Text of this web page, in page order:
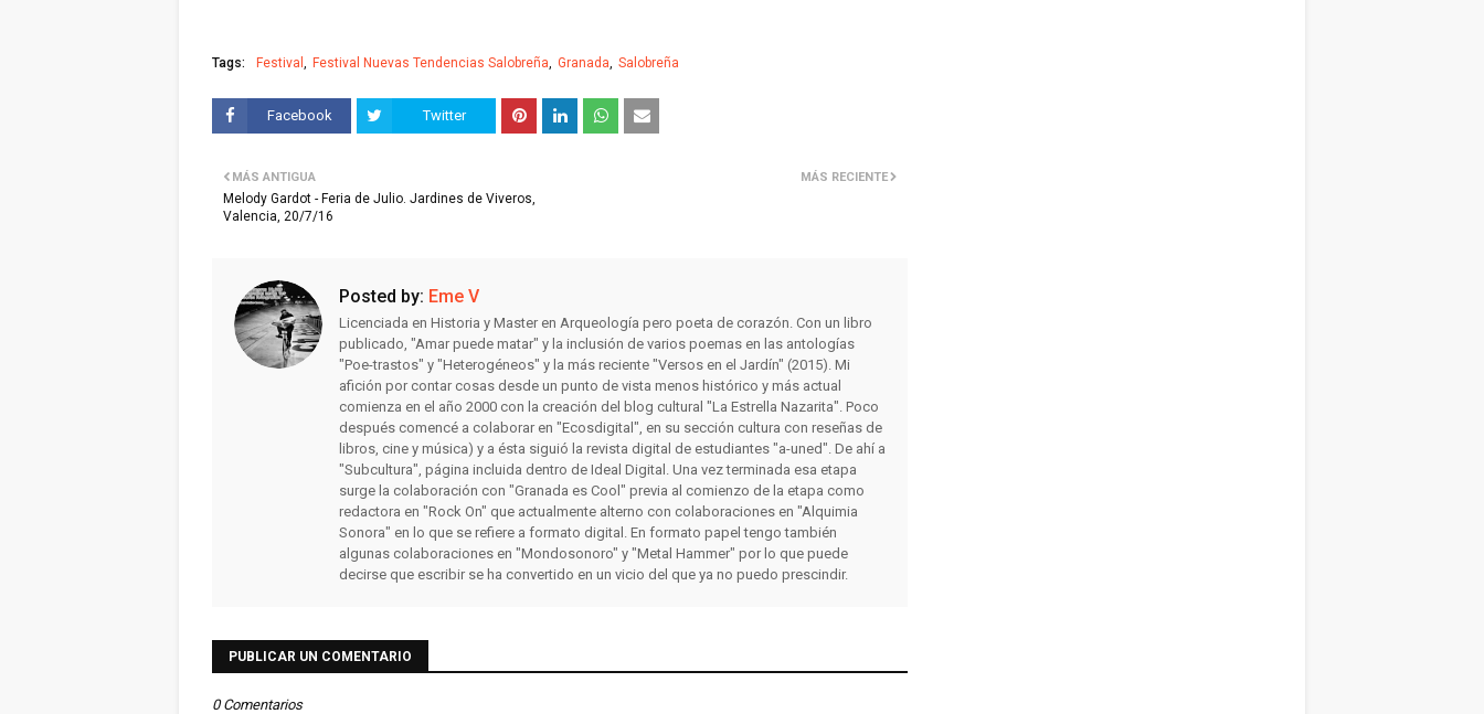
Tags: Festival Festival Nuevas Tendencias Salobreña Granada Salobreña
Facebook Twitter
MÁS RECIENTE
MÁS ANTIGUA
Melody Gardot - Feria de Julio. Jardines de Viveros,
Valencia, 20/7/16
Posted by: Eme V
Licenciada en Historia y Master en Arqueología pero poeta de corazón. Con un libro
publicado, "Amar puede matar" y la inclusión de varios poemas en las antologías
"Poe-trastos" y "Heterogéneos" y la más reciente "Versos en el Jardín" (2015). Mi
afición por contar cosas desde un punto de vista menos histórico y más actual
comienza en el año 2000 con la creación del blog cultural "La Estrella Nazarita". Poco
después comencé a colaborar en "Ecosdigital", en su sección cultura con reseñas de
libros, cine y música) y a ésta siguió la revista digital de estudiantes "a-uned". De ahí a
"Subcultura", página incluida dentro de Ideal Digital. Una vez terminada esa etapa
surge la colaboración con "Granada es Cool" previa al comienzo de la etapa como
redactora en "Rock On" que actualmente alterno con colaboraciones en "Alquimia
Sonora" en lo que se refiere a formato digital. En formato papel tengo también
algunas colaboraciones en "Mondosonoro" y "Metal Hammer" por lo que puede
decirse que escribir se ha convertido en un vicio del que ya no puedo prescindir.
PUBLICAR UN COMENTARIO
0 Comentarios